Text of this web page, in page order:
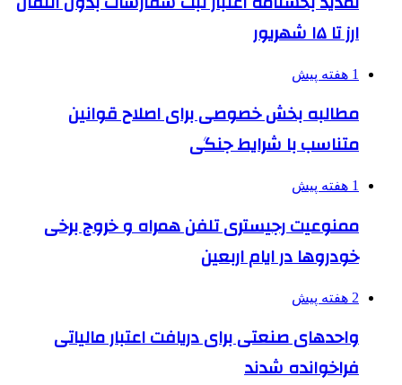
ارز تا ۱۵ شهریور
1 هفته پیش
مطالبه بخش خصوصی برای اصلاح قوانین
متناسب با شرایط جنگی
1 هفته پیش
ممنوعیت رجیستری تلفن همراه و خروج برخی
خودروها در ایام اربعین
2 هفته پیش
واحدهای صنعتی برای دریافت اعتبار مالیاتی
فراخوانده شدند